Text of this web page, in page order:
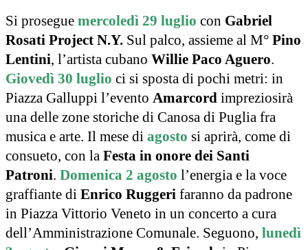
Si prosegue mercoledì 29 luglio con Gabriel
Rosati Project N.Y. Sul palco, assieme al M° Pino
Lentini, l’artista cubano Willie Paco Aguero.
Giovedì 30 luglio ci si sposta di pochi metri: in
Piazza Galluppi l’evento Amarcord impreziosirà
una delle zone storiche di Canosa di Puglia fra
musica e arte. Il mese di agosto si aprirà, come di
consueto, con la Festa in onore dei Santi
Patroni. Domenica 2 agosto l’energia e la voce
graffiante di Enrico Ruggeri faranno da padrone
in Piazza Vittorio Veneto in un concerto a cura
dell’Amministrazione Comunale. Seguono, lunedì